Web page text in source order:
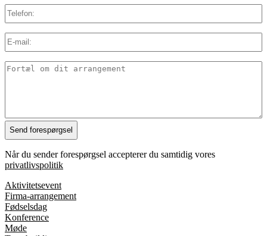
Telefon:
E-
mail:*
Detaljer
Når du sender forespørgsel accepterer du samtidig vores
privatlivspolitik
Aktivitetsevent
Firma-arrangement
Fødselsdag
Konference
Møde